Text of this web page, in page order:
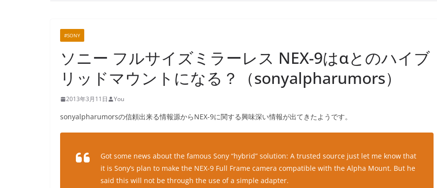
#SONY
ソニー フルサイズミラーレス NEX-9はαとのハイブ
リッドマウントになる？（sonyalpharumors）
2013年3月11日 You
sonyalpharumorsの信頼出来る情報源からNEX-9に関する興味深い情報が出てきたようです。
Got some news about the famous Sony “hybrid” solution: A trusted source just let me know that
it is Sony’s plan to make the NEX-9 Full Frame camera compatible with the Alpha Mount. But he
said this will not be through the use of a simple adapter.